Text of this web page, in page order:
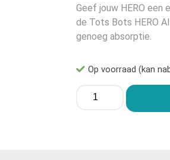
Geef jouw HERO
de Tots Bots HERO
genoeg absorptie.
Op voorraad (kan
TotsBots